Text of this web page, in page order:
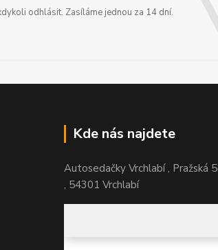
odhlásit. Zasíláme jednou za 14 dní.
Kde nás najdete
Autosedačky Vrchlabí , Pražská
, 54301 Vrchlabí